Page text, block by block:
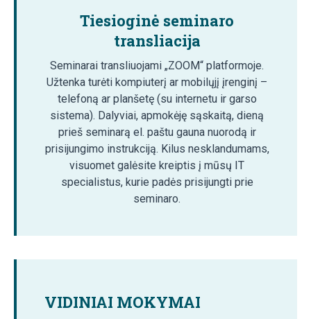
Tiesioginė seminaro
transliacija
Seminarai transliuojami „ZOOM“ platformoje.
Užtenka turėti kompiuterį ar mobilųjį įrenginį –
telefoną ar planšetę (su internetu ir garso
sistema). Dalyviai, apmokėję sąskaitą, dieną
prieš seminarą el. paštu gauna nuorodą ir
prisijungimo instrukciją. Kilus nesklandumams,
visuomet galėsite kreiptis į mūsų IT
specialistus, kurie padės prisijungti prie
seminaro.
VIDINIAI MOKYMAI